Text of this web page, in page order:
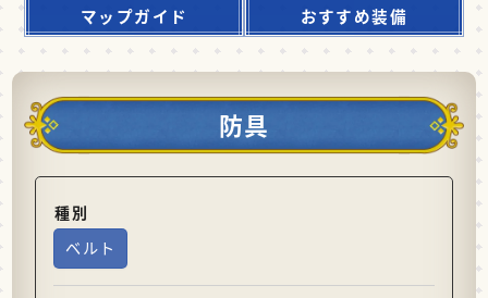
マップガイド
おすすめ装備
防具
種別
ベルト